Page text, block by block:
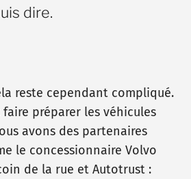
dire.
reste cependant compliqué.
préparer les véhicules
avons des partenaires
le concessionnaire Volvo
de la rue et Autotrust :